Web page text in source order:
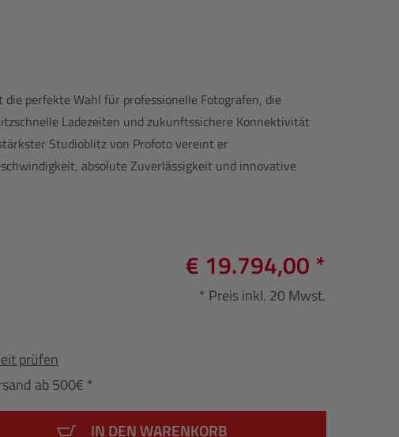
perfekte Wahl für professionelle Fotografen, die
Ladezeiten und zukunftssichere Konnektivität
Studioblitz von Profoto vereint er
absolute Zuverlässigkeit und innovative
€ 19.794,00 *
* Preis inkl. 20 Mwst.
prüfen
ab 500€ *
IN DEN WARENKORB